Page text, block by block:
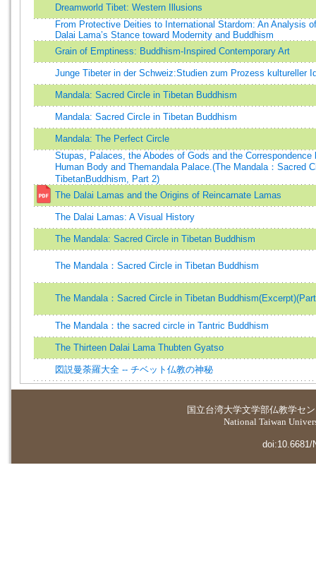
Dreamworld Tibet: Western Illusions
From Protective Deities to International Stardom: An Analysis
Dalai Lama’s Stance toward Modernity and Buddhism
Grain of Emptiness: Buddhism-Inspired Contemporary Art
Junge Tibeter in der Schweiz:Studien zum Prozess kultureller
Mandala: Sacred Circle in Tibetan Buddhism
Mandala: Sacred Circle in Tibetan Buddhism
Mandala: The Perfect Circle
Stupas, Palaces, the Abodes of Gods and the Correspondence
Human Body and Themandala Palace.(The Mandala：Sacred
TibetanBuddhism, Part 2)
The Dalai Lamas and the Origins of Reincarnate Lamas
The Dalai Lamas: A Visual History
The Mandala: Sacred Circle in Tibetan Buddhism
The Mandala：Sacred Circle in Tibetan Buddhism
The Mandala：Sacred Circle in Tibetan
The Mandala：the sacred circle in Tantric Buddhism
The Thirteen Dalai Lama Thubten Gyatso
図説曼荼羅大全 -- チベット仏教の神秘
国立台湾大学文学部仏教学セ
National Taiwan
doi:10.6681/